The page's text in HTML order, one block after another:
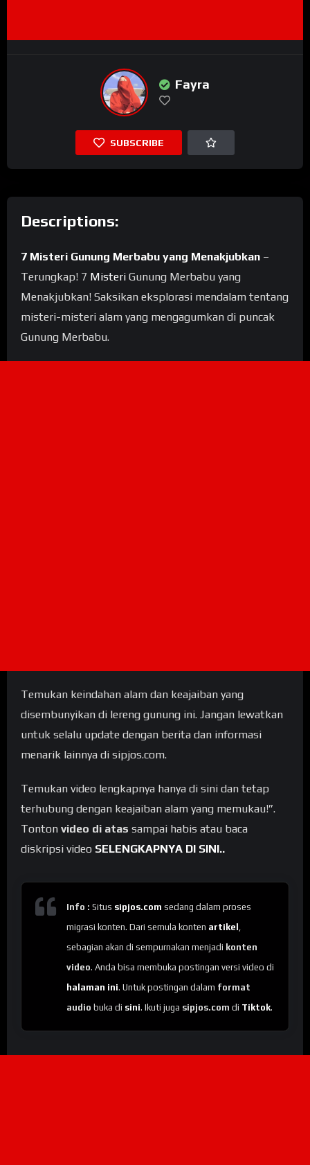
Fayra
SUBSCRIBE
Descriptions:
7 Misteri Gunung Merbabu yang Menakjubkan –
Terungkap! 7 Misteri Gunung Merbabu yang
Menakjubkan! Saksikan eksplorasi mendalam tentang
misteri-misteri alam yang mengagumkan di puncak
Gunung Merbabu.
Temukan keindahan alam dan keajaiban yang
disembunyikan di lereng gunung ini. Jangan lewatkan
untuk selalu update dengan berita dan informasi
menarik lainnya di sipjos.com.
Temukan video lengkapnya hanya di sini dan tetap
terhubung dengan keajaiban alam yang memukau!”.
Tonton video di atas sampai habis atau baca
diskripsi video SELENGKAPNYA DI SINI..
Info : Situs sipjos.com sedang dalam proses
migrasi konten. Dari semula konten artikel ,
sebagian akan di sempurnakan menjadi konten
video. Anda bisa membuka postingan versi video di
halaman ini. Untuk postingan dalam format
audio buka di sini. Ikuti juga sipjos.com di Tiktok.